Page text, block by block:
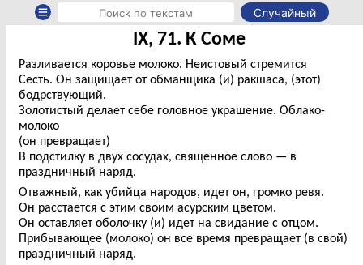
Случайный
IX, 71. К Соме
Разливается коровье молоко. Неистовый стремится
Сесть. Он защищает от обманщика (и) ракшаса, (этот)
бодрствующий.
Золотистый делает себе головное украшение. Облако-
молоко
(он превращает)
В подстилку в двух сосудах, священное слово — в
праздничный наряд.
Отважный, как убийца народов, идет он, громко ревя.
Он расстается с этим своим асурским цветом.
Он оставляет оболочку (и) идет на свидание с отцом.
Прибывающее (молоко) он все время превращает (в свой)
праздничный наряд.